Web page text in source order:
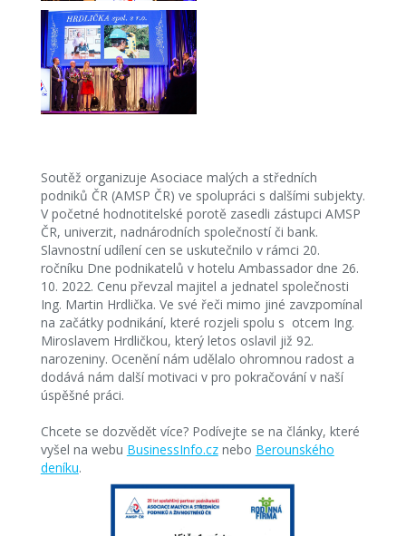
Soutěž organizuje Asociace malých a středních
podniků ČR (AMSP ČR) ve spolupráci s dalšími subjekty.
V početné hodnotitelské porotě zasedli zástupci AMSP
ČR, univerzit, nadnárodních společností či bank.
Slavnostní udílení cen se uskutečnilo v rámci 20.
ročníku Dne podnikatelů v hotelu Ambassador dne 26.
10. 2022. Cenu převzal majitel a jednatel společnosti
Ing. Martin Hrdlička. Ve své řeči mimo jiné zavzpomínal
na začátky podnikání, které rozjeli spolu s otcem Ing.
Miroslavem Hrdličkou, který letos oslavil již 92.
narozeniny. Ocenění nám udělalo ohromnou radost a
dodává nám další motivaci v pro pokračování v naší
úspěšné práci.
Chcete se dozvědět více? Podívejte se na články, které
vyšel na webu BusinessInfo.cznebo Berounského
deníku.